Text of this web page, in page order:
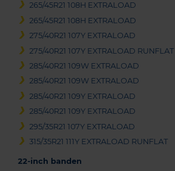
265/45R21 108H EXTRALOAD
265/45R21 108H EXTRALOAD
275/40R21 107Y EXTRALOAD
275/40R21 107Y EXTRALOAD RUNFLAT
285/40R21 109W EXTRALOAD
285/40R21 109W EXTRALOAD
285/40R21 109Y EXTRALOAD
285/40R21 109Y EXTRALOAD
295/35R21 107Y EXTRALOAD
315/35R21 111Y EXTRALOAD RUNFLAT
22-inch banden